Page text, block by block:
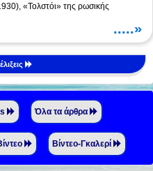
«Τολστόι» της ρωσικής
.....»
Όλα τα άρθρα
Βίντεο-Γκαλερί